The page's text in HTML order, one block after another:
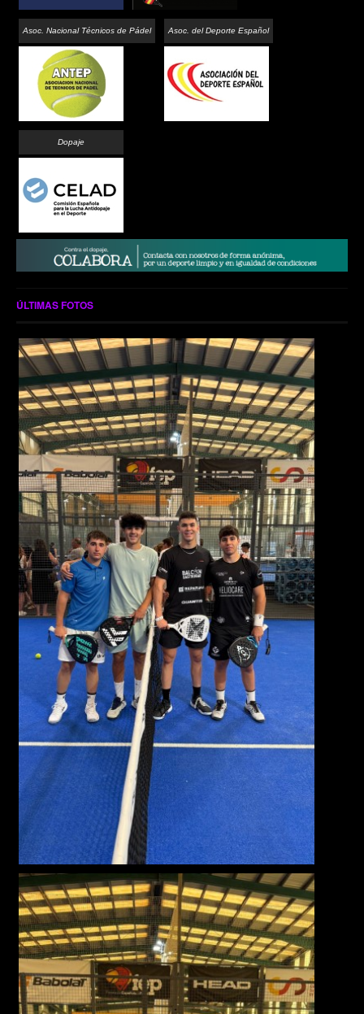
Asoc. Nacional Técnicos de Pádel Asoc. del Deporte Español
Dopaje
ÚLTIMAS FOTOS